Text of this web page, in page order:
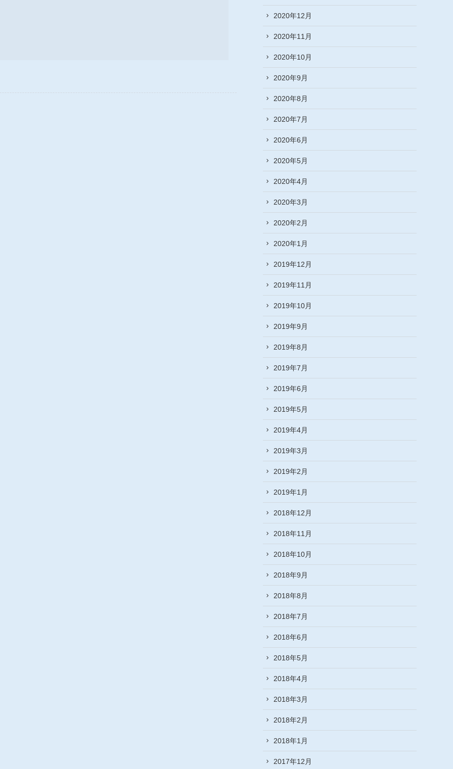
2020年12月
2020年11月
2020年10月
2020年9月
2020年8月
2020年7月
2020年6月
2020年5月
2020年4月
2020年3月
2020年2月
2020年1月
2019年12月
2019年11月
2019年10月
2019年9月
2019年8月
2019年7月
2019年6月
2019年5月
2019年4月
2019年3月
2019年2月
2019年1月
2018年12月
2018年11月
2018年10月
2018年9月
2018年8月
2018年7月
2018年6月
2018年5月
2018年4月
2018年3月
2018年2月
2018年1月
2017年12月